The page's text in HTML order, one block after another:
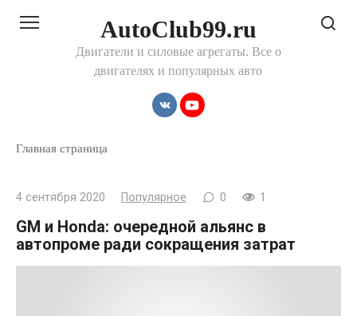
AutoClub99.ru
Двигатели и силовые агрегаты. Все о
двигателях и популярных авто
Главная страница
4 сентября 2020 Популярное 0 1
GM и Honda: очередной альянс в
автопроме ради сокращения затрат